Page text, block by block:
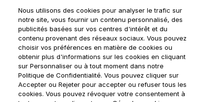
Comment traitons-nous vos données personnelles?
Nous utilisons des cookies pour analyser le trafic sur
notre site, vous fournir un contenu personnalisé, des
publicités basées sur vos centres d'intérêt et du
contenu provenant des réseaux sociaux. Vous pouvez
choisir vos préférences en matière de cookies ou
obtenir plus d'informations sur les cookies en cliquant
sur Personnaliser ou à tout moment dans notre
Politique de Confidentialité. Vous pouvez cliquer sur
Accepter ou Rejeter pour accepter ou refuser tous les
cookies. Vous pouvez révoquer votre consentement à